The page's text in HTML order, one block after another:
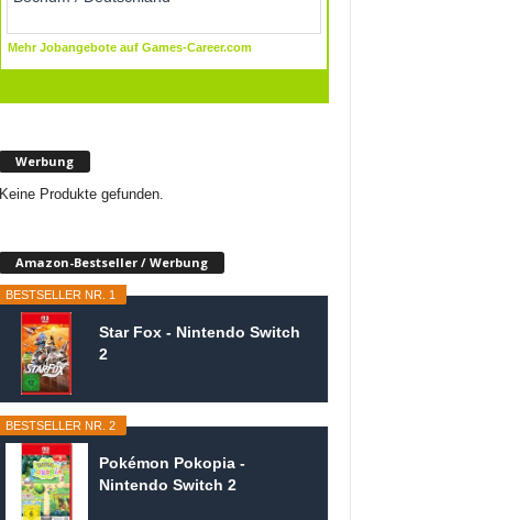
Werbung
Keine Produkte gefunden.
Amazon-Bestseller / Werbung
BESTSELLER NR. 1
Star Fox - Nintendo Switch
2
BESTSELLER NR. 2
Pokémon Pokopia -
Nintendo Switch 2